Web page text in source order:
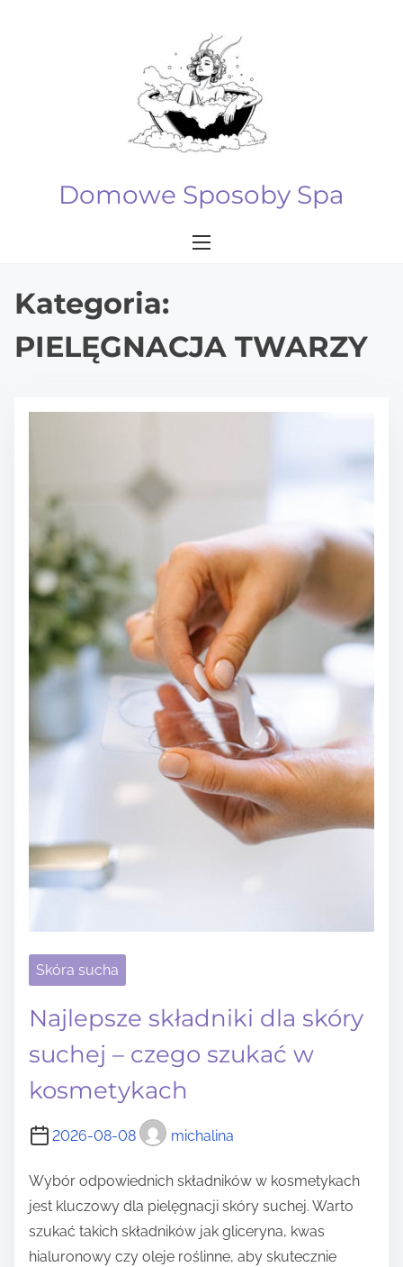
Domowe Sposoby Spa
Kategoria:
PIELĘGNACJA TWARZY
Skóra sucha
Najlepsze składniki dla skóry
suchej – czego szukać w
kosmetykach
2026-08-08 michalina
Wybór odpowiednich składników w kosmetykach
jest kluczowy dla pielęgnacji skóry suchej. Warto
szukać takich składników jak gliceryna, kwas
hialuronowy czy oleje roślinne, aby skutecznie